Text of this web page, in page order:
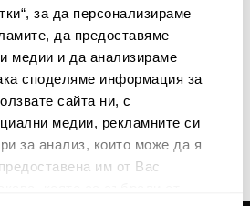
за да персонализираме
да предоставяме
медии и да анализираме
споделяме информация за
сайта ни, с
медии, рекламните си
за анализ, които може да я
им от Вас
за да сте в крак с
и ексклузивни оферти.
Абонирай
and the Google
Terms of Service